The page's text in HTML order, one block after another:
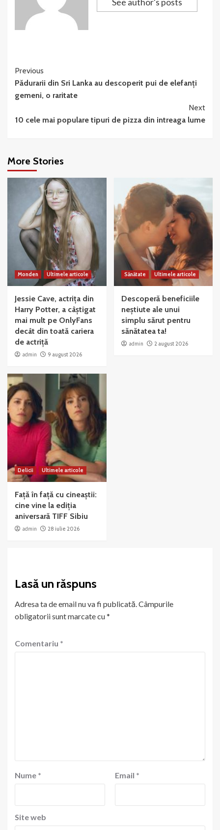
Continue
Reading
Previous
Pădurarii din Sri Lanka au descoperit pui de elefanți
gemeni, o raritate
Next
10 cele mai populare tipuri de pizza din intreaga lume
More Stories
Monden Ultimele articole
Jessie Cave, actrița din
Harry Potter, a câștigat
mai mult pe OnlyFans
decât din toată cariera
de actriță
admin 9 august 2026
Sănătate Ultimele articole
Descoperă beneficiile
neștiute ale unui
simplu sărut pentru
sănătatea ta!
admin 2 august 2026
Delicii Ultimele articole
Față în față cu cineaștii:
cine vine la ediția
aniversară TIFF Sibiu
admin 28 iulie 2026
Lasă un răspuns
Adresa ta de email nu va fi publicată. Câmpurile
obligatorii sunt marcate cu*
Comentariu *
Nume * Email *
Site web